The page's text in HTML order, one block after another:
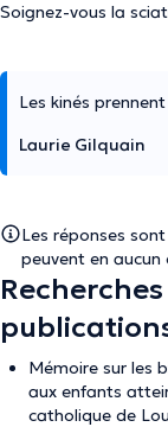
Soignez-vous la
Les kinés
Laurie Gilquain
Les réponses
peuvent en aucun
Mémoire sur les
aux enfants
catholique de